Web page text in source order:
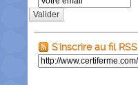
Valider
S'inscrire au fil RSS